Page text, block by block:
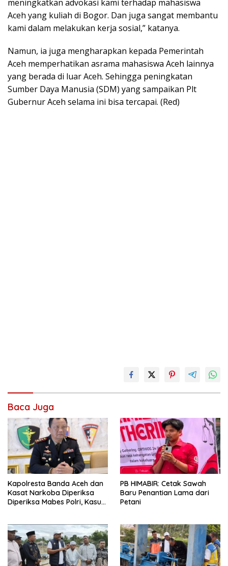
meningkatkan advokasi kami terhadap mahasiswa
Aceh yang kuliah di Bogor. Dan juga sangat membantu
kami dalam melakukan kerja sosial,” katanya.
Namun, ia juga mengharapkan kepada Pemerintah
Aceh memperhatikan asrama mahasiswa Aceh lainnya
yang berada di luar Aceh. Sehingga peningkatan
Sumber Daya Manusia (SDM) yang sampaikan Plt
Gubernur Aceh selama ini bisa tercapai. (Red)
Baca Juga
Kapolresta Banda Aceh dan
Kasat Narkoba Diperiksa
Diperiksa Mabes Polri, Kasus
PB HIMABIR: Cetak Sawah
Baru Penantian Lama dari
Petani